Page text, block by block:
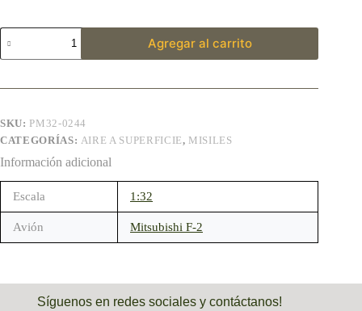
Agregar al carrito
SKU: PM32-0244
CATEGORÍAS: AIRE A SUPERFICIE, MISILES
Información adicional
Escala 1:32
Avión Mitsubishi F-2
Síguenos en redes sociales y contáctanos!